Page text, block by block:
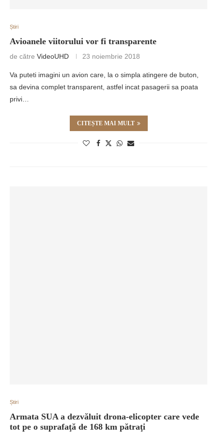
Știri
Avioanele viitorului vor fi transparente
de către VideoUHD 23 noiembrie 2018
Va puteti imagini un avion care, la o simpla atingere de buton,
sa devina complet transparent, astfel incat pasagerii sa poata
privi…
CITEȘTE MAI MULT
Știri
Armata SUA a dezvăluit drona-elicopter care vede
tot pe o suprafaţă de 168 km pătraţi